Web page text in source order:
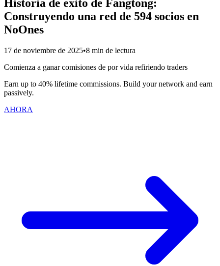
Historia de exito de Fangtong:
Construyendo una red de 594 socios en
NoOnes
17 de noviembre de 2025•8 min de lectura
Comienza a ganar comisiones de por vida refiriendo traders
Earn up to 40% lifetime commissions. Build your network and earn
passively.
AHORA